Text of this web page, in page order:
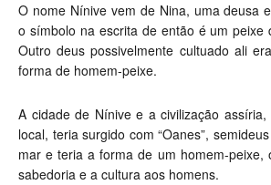
O nome Nínive vem de Nina, uma deusa
o símbolo na escrita de então é um peixe
Outro deus possivelmente cultuado ali
forma de homem-peixe.
A cidade de Nínive e a civilização
local, teria surgido com “Oanes”,
mar e teria a forma de um homem-peixe,
sabedoria e a cultura aos homens.